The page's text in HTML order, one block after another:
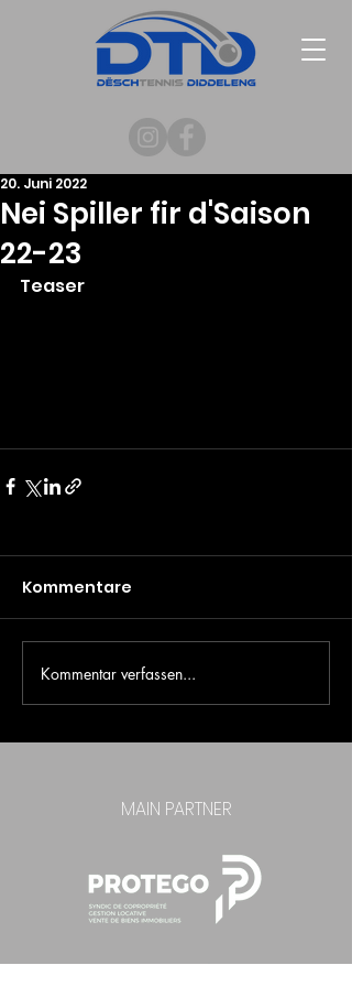
Nei Spiller fir d'Saison
22-23
20. Juni 2022
Teaser
Kommentare
Kommentar verfassen...
MAIN PARTNER